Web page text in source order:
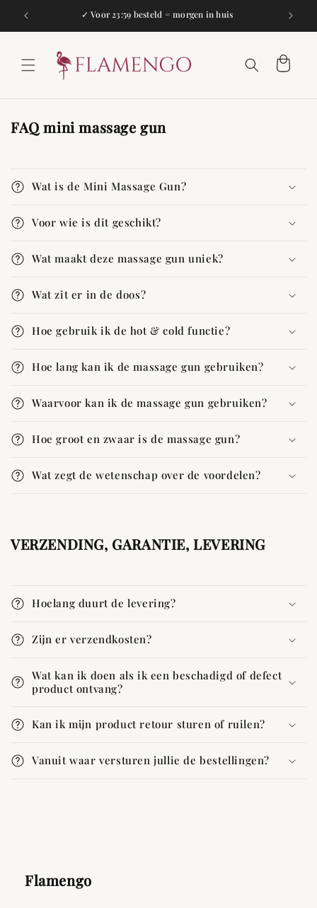
naar de
✓ Voor 23:59 besteld = morgen in huis
Winkelwagen
FAQ mini massage gun
Wat is de Mini Massage Gun?
Voor wie is dit geschikt?
Wat maakt deze massage gun uniek?
Wat zit er in de doos?
Hoe gebruik ik de hot & cold functie?
Hoe lang kan ik de massage gun gebruiken?
Waarvoor kan ik de massage gun gebruiken?
Hoe groot en zwaar is de massage gun?
Wat zegt de wetenschap over de voordelen?
VERZENDING, GARANTIE, LEVERING
Hoelang duurt de levering?
Zijn er verzendkosten?
Wat kan ik doen als ik een beschadigd of defect
product ontvang?
Kan ik mijn product retour sturen of ruilen?
Vanuit waar versturen jullie de bestellingen?
Flamengo